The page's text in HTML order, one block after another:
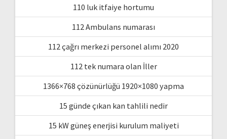
110 luk itfaiye hortumu
112 Ambulans numarası
112 çağrı merkezi personel alımı 2020
112 tek numara olan İller
1366×768 çözünürlüğü 1920×1080 yapma
15 günde çıkan kan tahlili nedir
15 kW güneş enerjisi kurulum maliyeti